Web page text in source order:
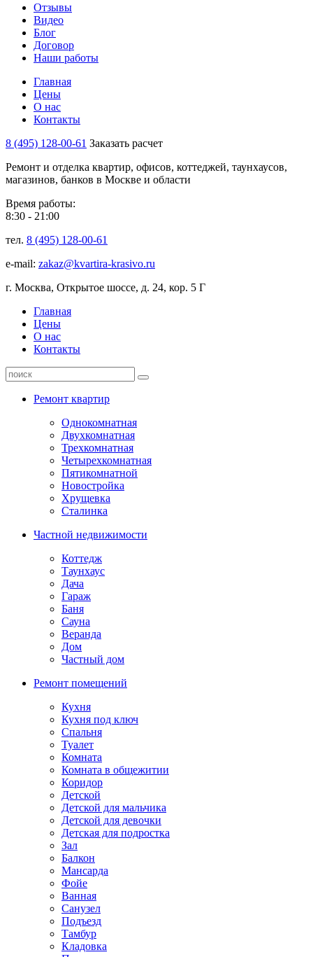
Отзывы
Видео
Блог
Договор
Наши работы
Главная
Цены
О нас
Контакты
8 (495) 128-00-61 Заказать расчет
Ремонт и отделка квартир, офисов, коттеджей, таунхаусов,
магазинов, банков в Москве и области
Время работы:
8:30 - 21:00
тел. 8 (495) 128-00-61
e-mail: zakaz@kvartira-krasivo.ru
г. Москва, Открытое шоссе, д. 24, кор. 5 Г
Главная
Цены
О нас
Контакты
Ремонт квартир
Однокомнатная
Двухкомнатная
Трехкомнатная
Четырехкомнатная
Пятикомнатной
Новостройка
Хрущевка
Сталинка
Частной недвижимости
Коттедж
Таунхаус
Дача
Гараж
Баня
Сауна
Веранда
Дом
Частный дом
Ремонт помещений
Кухня
Кухня под ключ
Спальня
Туалет
Комната
Комната в общежитии
Коридор
Детской
Детской для мальчика
Детской для девочки
Детская для подростка
Зал
Балкон
Мансарда
Фойе
Ванная
Санузел
Подъезд
Тамбур
Кладовка